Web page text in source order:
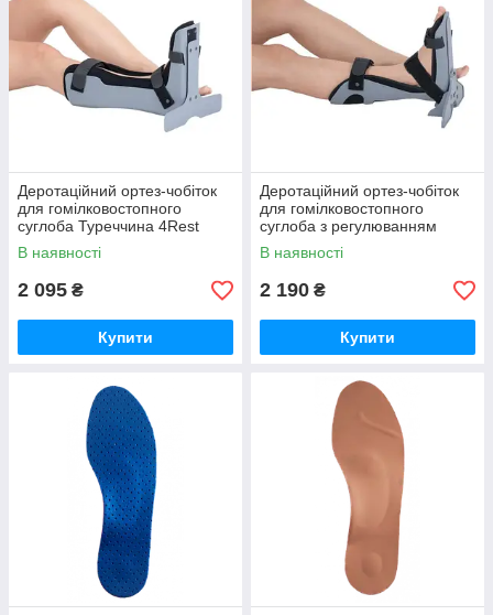
Деротаційний ортез-чобіток
для гомілковостопного
суглоба Туреччина 4Rest
Orto Форест Орто сірий
В наявності
2 095 ₴
Купити
Деротаційний ортез-чобіток
для гомілковостопного
суглоба з регулюванням
нахилу стопи 4Rest Orto
Форест Орто
В наявності
2 190 ₴
Купити